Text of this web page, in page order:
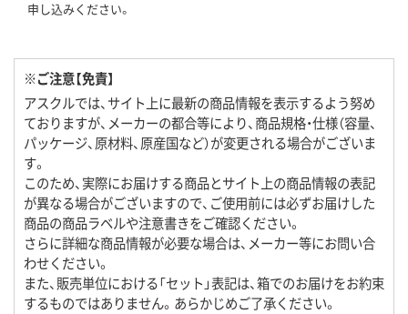
申し込みください。
※ご注意【免責】
アスクルでは、サイト上に最新の商品情報を表示するよう努め
ておりますが、メーカーの都合等により、商品規格・仕様（容量、
パッケージ、原材料、原産国など）が変更される場合がございま
す。
このため、実際にお届けする商品とサイト上の商品情報の表記
が異なる場合がございますので、ご使用前には必ずお届けした
商品の商品ラベルや注意書きをご確認ください。
さらに詳細な商品情報が必要な場合は、メーカー等にお問い合
わせください。
また、販売単位における「セット」表記は、箱でのお届けをお約束
するものではありません。あらかじめご了承ください。